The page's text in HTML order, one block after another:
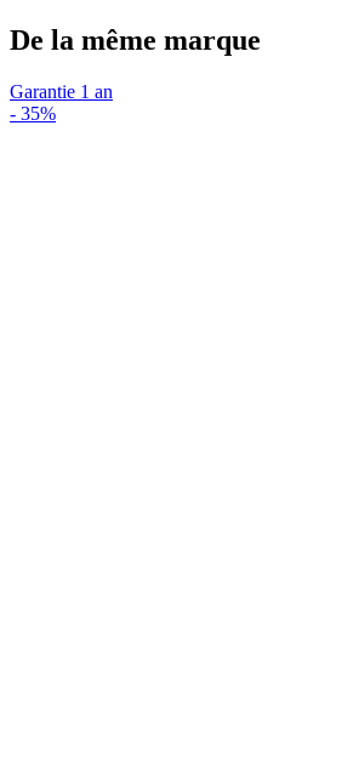
De la même marque
Garantie 1 an
- 35%